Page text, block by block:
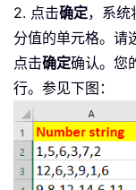
2. 点击确定，系统
分值的单元格。请
点击确定确认。您
行。参见下图：